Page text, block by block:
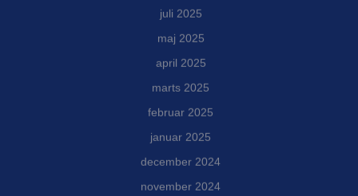
juli 2025
maj 2025
april 2025
marts 2025
februar 2025
januar 2025
december 2024
november 2024